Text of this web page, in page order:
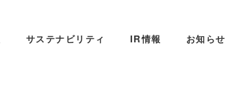
サステナビリティ IR情報 お知らせ